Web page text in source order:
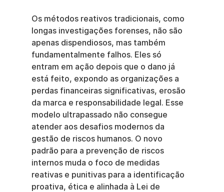
Os métodos reativos tradicionais, como
longas investigações forenses, não são
apenas dispendiosos, mas também
fundamentalmente falhos. Eles só
entram em ação depois que o dano já
está feito, expondo as organizações a
perdas financeiras significativas, erosão
da marca e responsabilidade legal. Esse
modelo ultrapassado não consegue
atender aos desafios modernos da
gestão de riscos humanos. O novo
padrão para a prevenção de riscos
internos muda o foco de medidas
reativas e punitivas para a identificação
proativa, ética e alinhada à Lei de